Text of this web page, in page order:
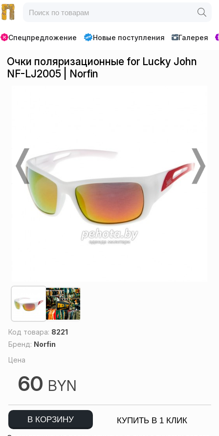
Спецпредложение Новые поступления Галерея
Очки поляризационные for Lucky John
NF-LJ2005 | Norfin
Код товара: 8221
Бренд: Norfin
Цена
60 BYN
В КОРЗИНУ КУПИТЬ В 1 КЛИК